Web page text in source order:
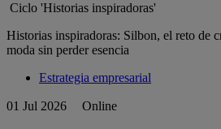
Ciclo 'Historias inspiradoras'
Historias inspiradoras: Silbon, el reto de
moda sin perder esencia
Estrategia empresarial
01 Jul 2026
Online